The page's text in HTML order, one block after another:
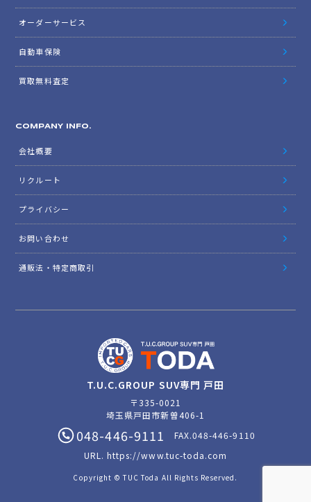
オーダーサービス
自動車保険
買取無料査定
COMPANY INFO.
会社概要
リクルート
プライバシー
お問い合わせ
通販法・特定商取引
T.U.C.GROUP SUV専門 戸田
〒335-0021
埼玉県戸田市新曽406-1
048-446-9111
FAX.048-446-9110
URL.https://www.tuc-toda.com
Copyright © TUC Toda All Rights Reserved.